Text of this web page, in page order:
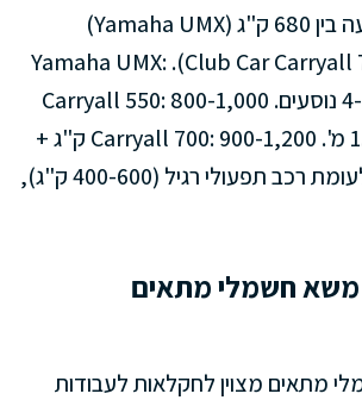
יכולת ההעמסה נעה בין 680 ק"ג (Yamaha UMX)
ל-1,200 ק"ג (Club Car Carryall 700). Yamaha UMX:
680-800 ק"ג + 4-6 נוסעים. Carryall 550: 800-1,000
ק"ג + ארגז 1.4×1.1 מ'. Carryall 700: 900-1,200 ק"ג +
ארגז 1.5×1.2 מ'. לעומת רכב תפעולי רגיל (400-600 ק"ג),
חשמלי מתאים
מתאים מצוין לחקלאות לעבודות